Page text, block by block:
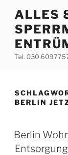
Inhalt
springen
ALLES
Tel. 030
BERLIN
AM
Berlin